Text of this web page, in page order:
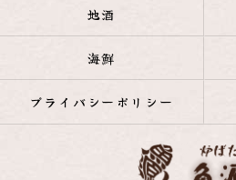
地酒
海鮮
プライバシーポリシー